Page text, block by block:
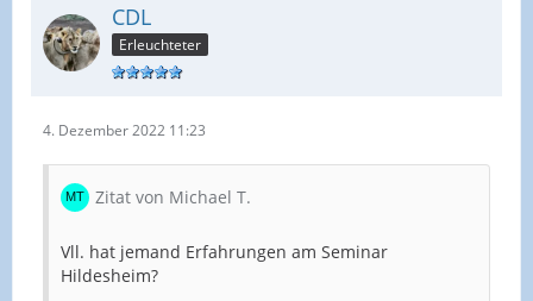
CDL
Erleuchteter
4. Dezember 2022 11:23
Zitat von Michael T.
Vll. hat jemand Erfahrungen am Seminar
Hildesheim?